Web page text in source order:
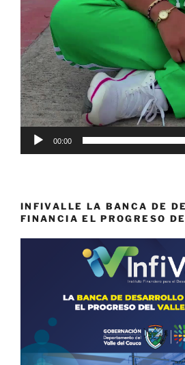
00:00
INFIVALLE LA BANCA DE
FINANCIA EL PROGRESO